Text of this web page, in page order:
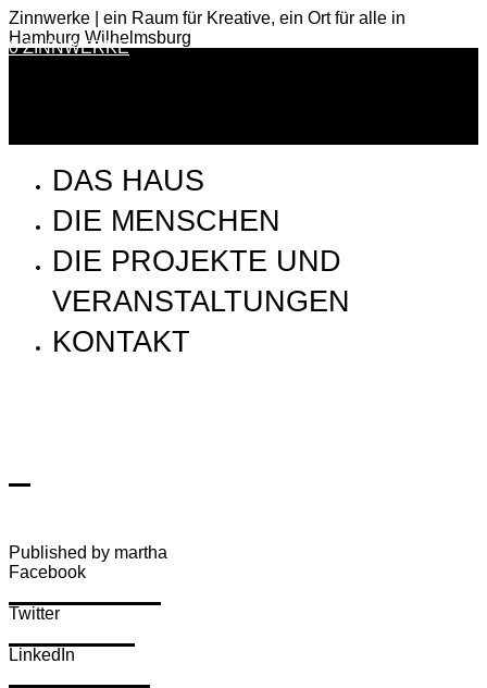
Zinnwerke | ein Raum für Kreative, ein Ort für alle in
Hamburg Wilhelmsburg
0 ZINNWERKE
DAS HAUS
DIE MENSCHEN
DIE PROJEKTE UND
VERANSTALTUNGEN
KONTAKT
Published by martha
Facebook
Twitter
LinkedIn